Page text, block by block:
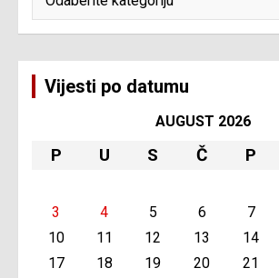
Vijesti po datumu
AUGUST 2026
P U S Č P
3
4 5 6 7
10
11 12 13 14
17
18 19 20 21